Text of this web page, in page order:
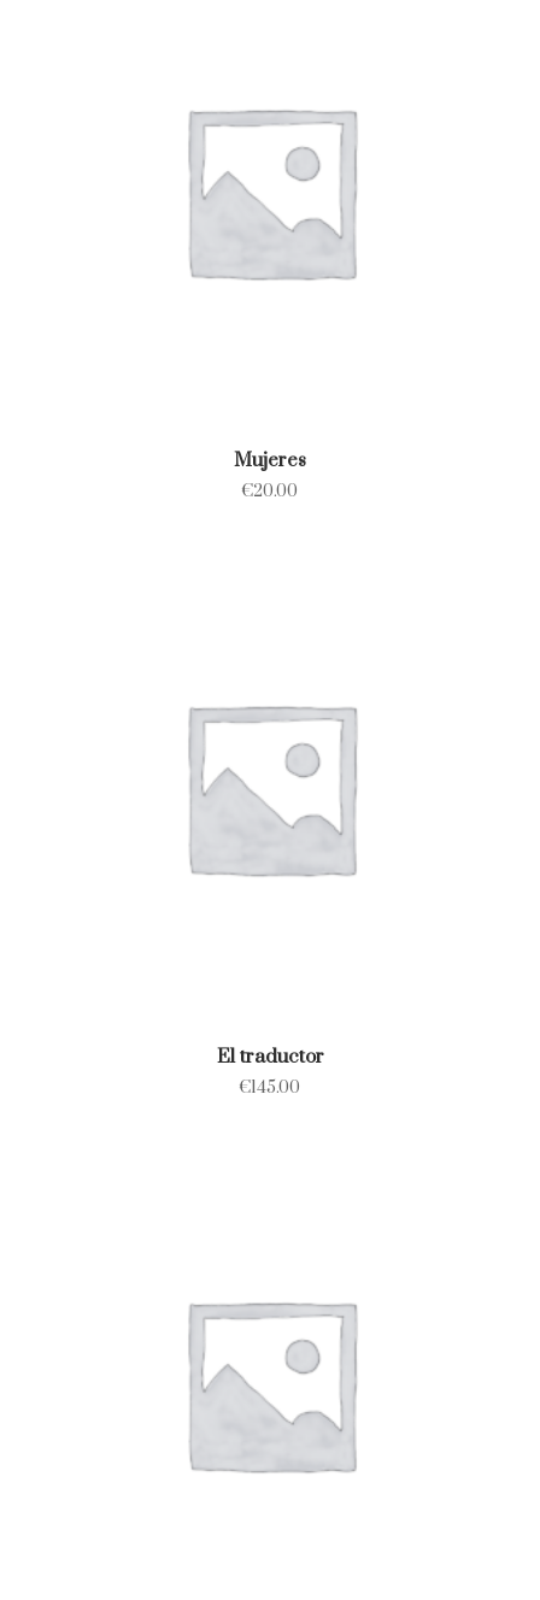
Mujeres
€20.00
El traductor
€145.00